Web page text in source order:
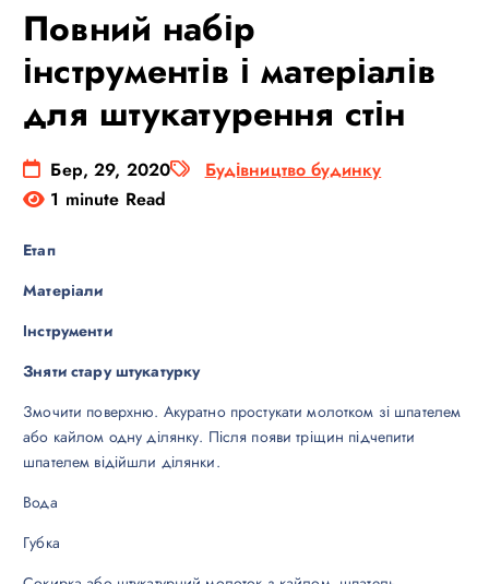
Повний набір
інструментів і матеріалів
для штукатурення стін
Бер, 29, 2020
Будівництво будинку
1 minute Read
Етап
Матеріали
Інструменти
Зняти стару штукатурку
Змочити поверхню. Акуратно простукати молотком зі шпателем
або кайлом одну ділянку. Після появи тріщин підчепити
шпателем відійшли ділянки.
Вода
Губка